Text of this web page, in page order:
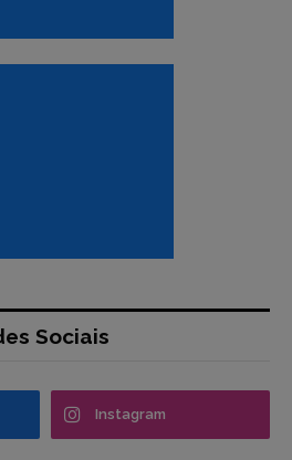
Sociais
Instagram